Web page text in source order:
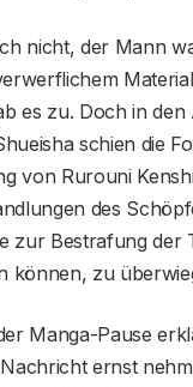
nicht, der Mann
es zu. Doch in den
schien die
von Rurouni
des
zur Bestrafung der
können, zu
Manga-Pause
ernst